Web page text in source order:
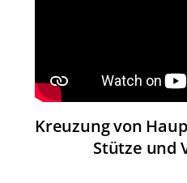
Kreuzung von
Stütze und